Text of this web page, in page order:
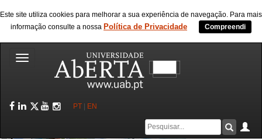
Este site utiliza cookies para melhorar a sua experiência de navegação. Para mais
informação consulte a nossa Política de Privacidade Compreendi
Toggle
Facebook
LinkedIn
Twitter
YouTube
Instagram
PT EN
Caixa
de